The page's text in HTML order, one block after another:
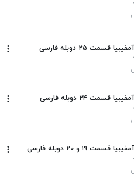
قسمت ۲۵ دوبله فارسی
قسمت ۲۴ دوبله فارسی
۱۹ و ۲۰ دوبله فارسی